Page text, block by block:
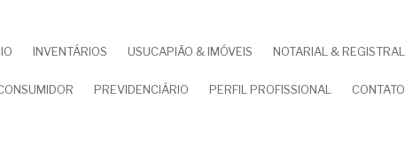
INVENTÁRIOS USUCAPIÃO & IMÓVEIS NOTARIAL & REGISTRAL
PREVIDENCIÁRIO PERFIL PROFISSIONAL CONTATO